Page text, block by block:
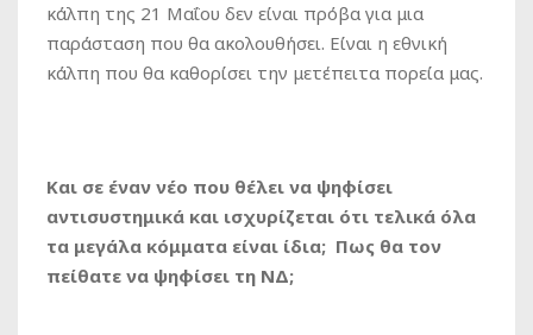
κάλπη της 21 Μαΐου δεν είναι πρόβα για μια
παράσταση που θα ακολουθήσει. Είναι η εθνική
κάλπη που θα καθορίσει την μετέπειτα πορεία μας.
Και σε έναν νέο που θέλει να ψηφίσει
αντισυστημικά και ισχυρίζεται ότι τελικά όλα
τα μεγάλα κόμματα είναι ίδια; Πως θα τον
πείθατε να ψηφίσει τη ΝΔ;